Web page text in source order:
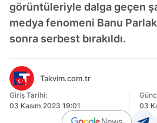
görüntüleriyle dalga geçen
medya fenomeni Banu
sonra serbest bırakıldı.
Takvim.com.tr
Giriş Tarihi:
03 Kasım 2023 19:01
03